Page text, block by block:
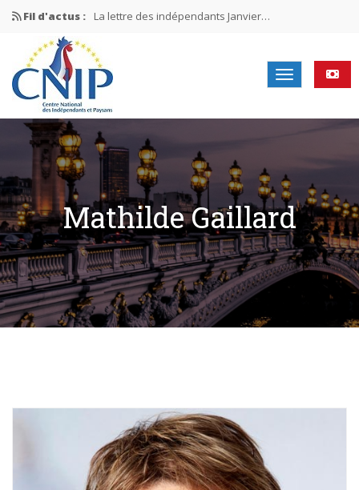
Fil d'actus : La lettre des indépendants Janvier…
La lettre des indépendants Novembre…
La lettre des indépendants Juin…
Mission nationale ÉLECTIONS MUNICIPALES 2026
La lettre des indépendants N°2-2026
Mathilde Gaillard